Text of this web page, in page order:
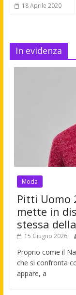
18 Aprile 2020
In evidenza
Moda
Pitti Uomo
mette in
stessa
15 Giugno 2026
Proprio come il
che si confronta
appare, a